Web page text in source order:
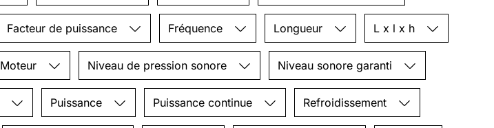
Facteur de puissance Fréquence Longueur L x l x h
Moteur Niveau de pression sonore Niveau sonore garanti
Puissance Puissance continue Refroidissement